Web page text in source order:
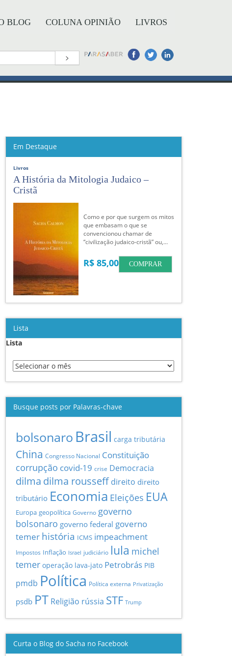
BLOG COLUNA OPINIÃO LIVROS
>
Em Destaque
Livros
A História da Mitologia Judaico –
Cristã
Como e por que surgem os mitos
que embasam o que se
convencionou chamar de
“civilização judaico-cristã” ou,…
R$ 85,00 COMPRAR
Lista
Lista
Busque posts por Palavras-chave
bolsonaro Brasil carga tributária
China Congresso Nacional Constituição
corrupção covid-19 crise Democracia
dilma dilma rousseff direito direito
tributário Economia Eleições EUA
Europa geopolítica Governo governo
bolsonaro governo federal governo
temer história ICMS impeachment
Impostos Inflação Israel judiciário lula michel
temer operação lava-jato Petrobrás PIB
pmdb Política Política externa Privatização
psdb PT Religião rússia STF Trump
Curta o Blog do Sacha no Facebook